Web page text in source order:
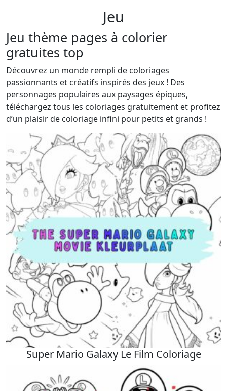
Jeu
Jeu thème pages à colorier
gratuites top
Découvrez un monde rempli de coloriages
passionnants et créatifs inspirés des jeux ! Des
personnages populaires aux paysages épiques,
téléchargez tous les coloriages gratuitement et profitez
d’un plaisir de coloriage infini pour petits et grands !
Super Mario Galaxy Le Film Coloriage